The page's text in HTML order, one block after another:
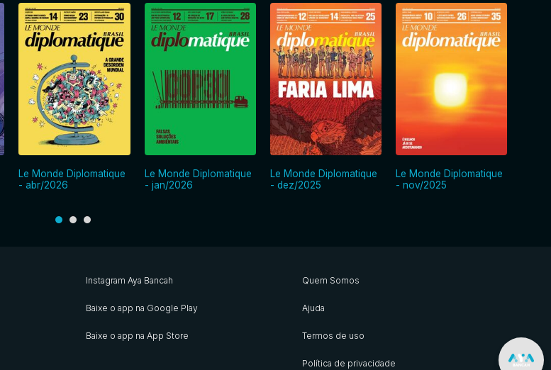
Le Monde Diplomatique
- abr/2026
Le Monde Diplomatique
- jan/2026
Le Monde Diplomatique
- dez/2025
Le Monde Diplomatique
- nov/2025
Instagram Aya Bancah
Baixe o app na Google Play
Baixe o app na App Store
Quem Somos
Ajuda
Termos de uso
Política de privacidade